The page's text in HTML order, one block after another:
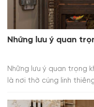
Những lưu ý quan
Những lưu ý quan trọng
là nơi thờ cúng linh